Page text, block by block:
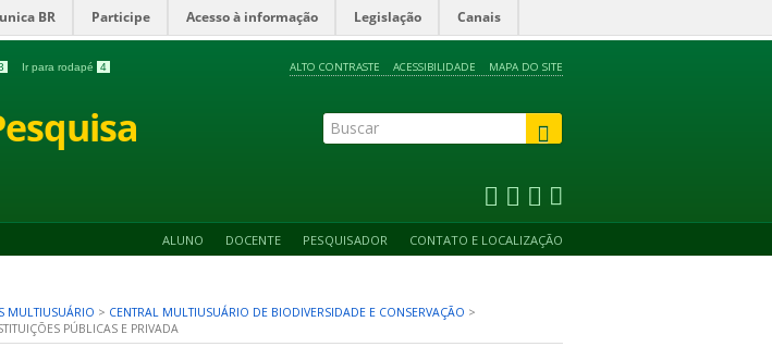
BR Participe Acesso à informação Legislação Canais
Ir para rodapé 4 ALTO CONTRASTE ACESSIBILIDADE MAPA DO SITE
ALUNO DOCENTE PESQUISADOR CONTATO E LOCALIZAÇÃO
MULTIUSUÁRIO > CENTRAL MULTIUSUÁRIO DE BIODIVERSIDADE E CONSERVAÇÃO >
PÚBLICAS E PRIVADA